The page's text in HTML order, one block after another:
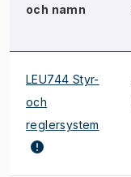
och namn
LEU744 Styr-
och
reglersystem